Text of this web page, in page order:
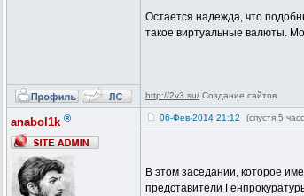
Остается надежда, что
такое виртуальные валюты.
http://2v3.su/ Создание сайтов
anabol1k ® 06-Фев-2014 21:12 (спустя 5
В этом заседании, которое
представители